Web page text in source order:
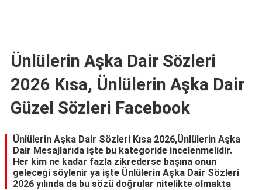
Ünlülerin Aşka Dair Sözleri
2026 Kısa, Ünlülerin Aşka Dair
Güzel Sözleri Facebook
Ünlülerin Aşka Dair Sözleri Kısa 2026,Ünlülerin Aşka
Dair Mesajlarıda işte bu kategoride incelenmelidir.
Her kim ne kadar fazla zikrederse başına onun
geleceği söylenir ya işte Ünlülerin Aşka Dair Sözleri
2026 yılında da bu sözü doğrular nitelikte olmakta